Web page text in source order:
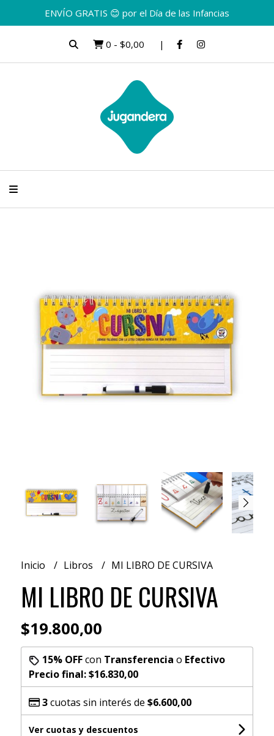
ENVÍO GRATIS 😊 por el Día de las Infancias
0 - $0,00
Inicio Libros MI LIBRO DE CURSIVA
MI LIBRO DE CURSIVA
$19.800,00
15% OFFcon Transferencia o Efectivo
Precio final:$16.830,00
3cuotas sin interés de $6.600,00
Ver cuotas y descuentos